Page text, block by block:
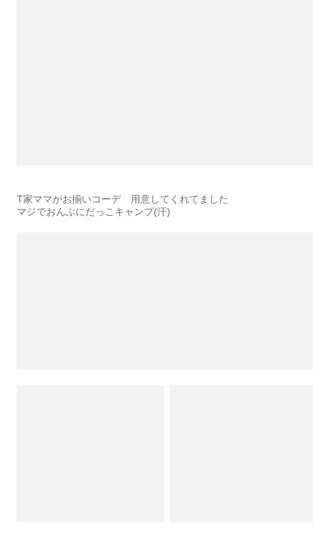
T家ママがお揃いコーデ 用意してくれてました
マジでおんぶにだっこキャンプ(汗)